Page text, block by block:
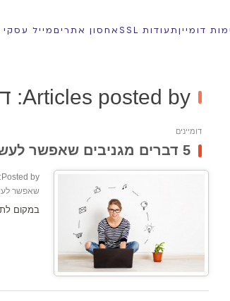
דומייןתעודות SSL אחסון אתריםמייל עסקי 365
Articles posted by: דויד פרידמן
דומיינים
5 דברים מגניבים שאפשר לעשות עם הסיומות החדשות
Posted by:
שאפשר
במקום